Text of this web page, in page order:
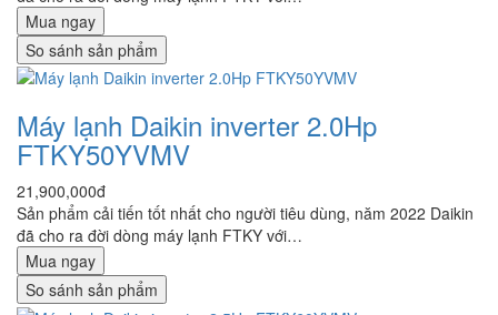
Mua ngay
So sánh sản phẩm
Máy lạnh Daikin inverter 2.0Hp
FTKY50YVMV
21,900,000đ
Sản phẩm cải tiến tốt nhất cho người tiêu dùng, năm 2022 Daikin
đã cho ra đời dòng máy lạnh FTKY với…
Mua ngay
So sánh sản phẩm